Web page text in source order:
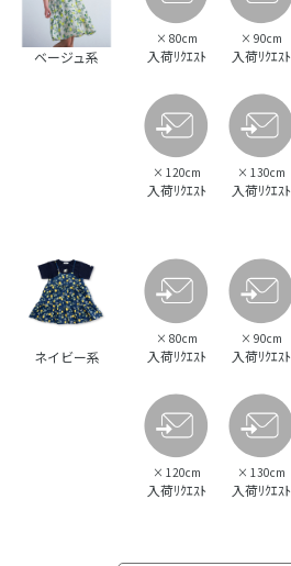
ベージュ系
× 80cm
入荷ﾘｸｴｽﾄ
× 90cm
入荷ﾘｸｴｽﾄ
× 120cm
入荷ﾘｸｴｽﾄ
× 130cm
入荷ﾘｸｴｽﾄ
ネイビー系
× 80cm
入荷ﾘｸｴｽﾄ
× 90cm
入荷ﾘｸｴｽﾄ
× 120cm
入荷ﾘｸｴｽﾄ
× 130cm
入荷ﾘｸｴｽﾄ